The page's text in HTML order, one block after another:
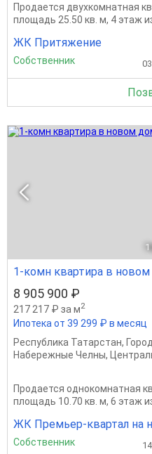
Продается двухкомнатная
площадь 25.50 кв. м, 4 этаж
ЖК Притяжение
Собственник
1
1-комн квартира в
8 905 900 ₽
217 217 ₽ за м2
Ипотека от 39 299 ₽ в месяц
Республика Татарстан,
Набережные Челны,
Продается однокомнатная
площадь 10.70 кв. м, 6 этаж
ЖК Премьер-квартал на
Собственник